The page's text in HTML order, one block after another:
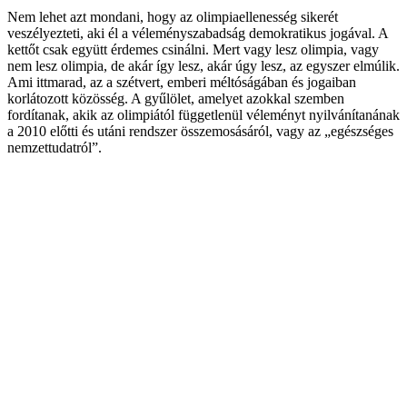
Nem lehet azt mondani, hogy az olimpiaellenesség sikerét
veszélyezteti, aki él a véleményszabadság demokratikus jogával. A
kettőt csak együtt érdemes csinálni. Mert vagy lesz olimpia, vagy
nem lesz olimpia, de akár így lesz, akár úgy lesz, az egyszer elmúlik.
Ami ittmarad, az a szétvert, emberi méltóságában és jogaiban
korlátozott közösség. A gyűlölet, amelyet azokkal szemben
fordítanak, akik az olimpiától függetlenül véleményt nyilvánítanának
a 2010 előtti és utáni rendszer összemosásáról, vagy az „egészséges
nemzettudatról”.